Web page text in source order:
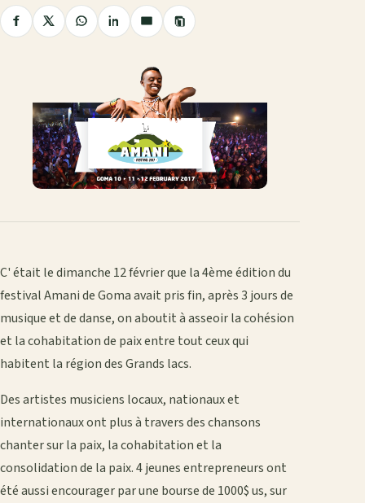
PartagerPartagerPartagerPartager
LinkedIn
Partager
e-
mail
Copier
le
C' était le dimanche 12 février que la 4ème édition du
festival Amani de Goma avait pris fin, après 3 jours de
musique et de danse, on aboutit à asseoir la cohésion
et la cohabitation de paix entre tout ceux qui
habitent la région des Grands lacs.
Des artistes musiciens locaux, nationaux et
internationaux ont plus à travers des chansons
chanter sur la paix, la cohabitation et la
consolidation de la paix. 4 jeunes entrepreneurs ont
été aussi encourager par une bourse de 1000$ us, sur